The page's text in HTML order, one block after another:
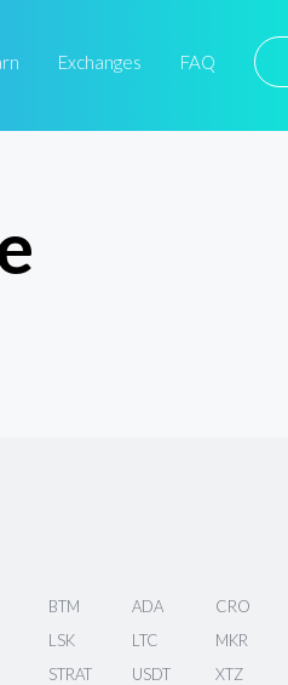
Exchanges FAQ
BTM ADA
CRO
LSK LTC
MKR
STRAT USDT
XTZ